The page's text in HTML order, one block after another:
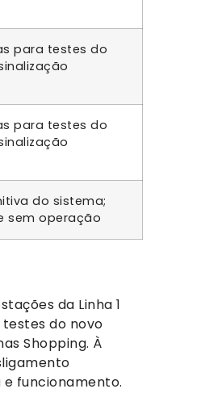
para testes do
para testes do
do sistema;
sem operação
da Linha 1
do novo
Shopping. À
funcionamento.